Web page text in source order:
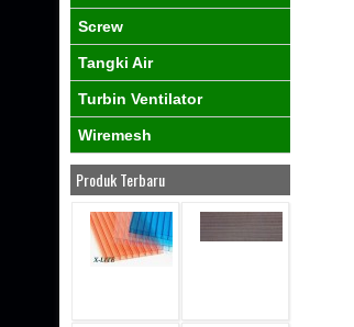
Screw
Tangki Air
Turbin Ventilator
Wiremesh
Produk Terbaru